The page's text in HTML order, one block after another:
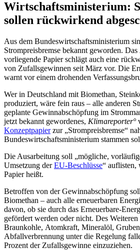
Wirtschaftsministerium:
sollen rückwirkend
Aus dem Bundeswirtschaftsministerium
Strompreisbremse bekannt geworden. Das
vorliegende Papier schlägt auch eine
von Zufallsgewinnen seit März vor. Die
warnt vor einem drohenden
Wer in Deutschland mit Biomethan,
produziert, wäre fein raus – alle anderen
geplante Gewinnabschöpfung im
jetzt bekannt gewordenes, Klimareporter°
Konzeptpapierzur „Strompreisbremse“
Bundeswirtschaftsministerium stammen
Die Ausarbeitung soll „mögliche,
Umsetzung derEU-Beschlüsse“ auflisten,
Papier heißt.
Betroffen von der Gewinnabschöpfung
Biomethan – auch alle erneuerbaren
davon, ob sie durch das Erneuerbare-
gefördert werden oder nicht. Des
Braunkohle, Atomkraft, Mineralöl,
Abfallverbrennung unter die Regelung
Prozent der Zufallsgewinne einzuziehen.